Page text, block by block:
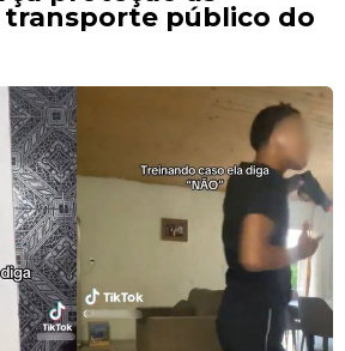
transporte público do